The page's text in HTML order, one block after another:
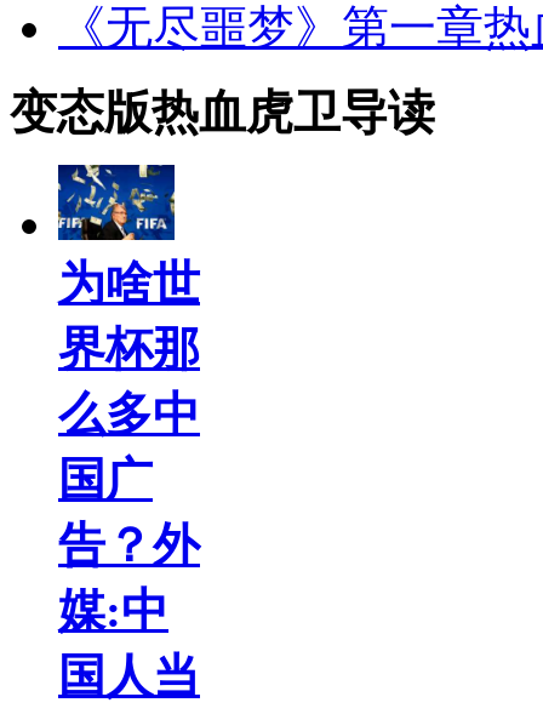
《无尽噩梦》第一章
变态版热血虎卫导读
为啥世
界杯那
么多中
国广
告？外
媒:中
国人当